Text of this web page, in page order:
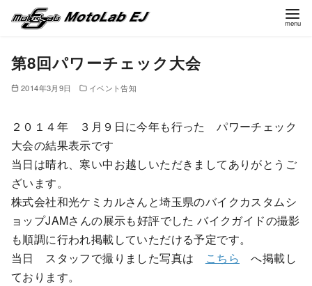
第8回パワーチェック大会
2014年3月9日 イベント告知
２０１４年 ３月９日に今年も行った パワーチェック
大会の結果表示です
当日は晴れ、寒い中お越しいただきましてありがとうご
ざいます。
株式会社和光ケミカルさんと埼玉県のバイクカスタムシ
ョップJAMさんの展示も好評でした バイクガイドの撮影
も順調に行われ掲載していただける予定です。
当日 スタッフで撮りました写真は こちら へ掲載し
ております。